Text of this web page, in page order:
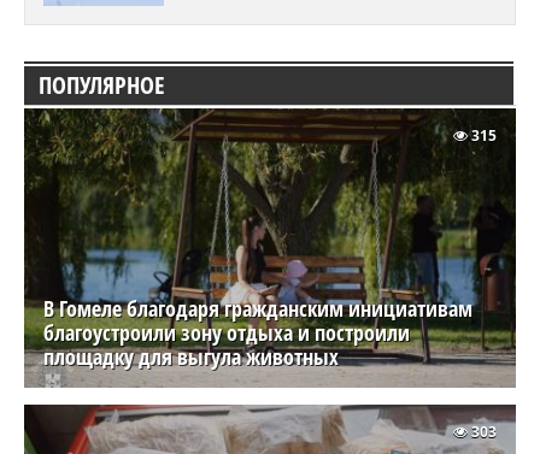
ПОПУЛЯРНОЕ
В Гомеле благодаря гражданским инициативам
благоустроили зону отдыха и построили
площадку для выгула животных
315
303